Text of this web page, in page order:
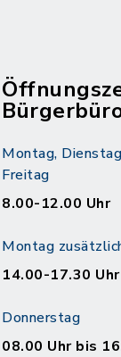
Montag,
Freitag
8.00-12.00 Uhr
Montag
14.00-17.30 Uhr
Donnerstag
08.00 Uhr bis